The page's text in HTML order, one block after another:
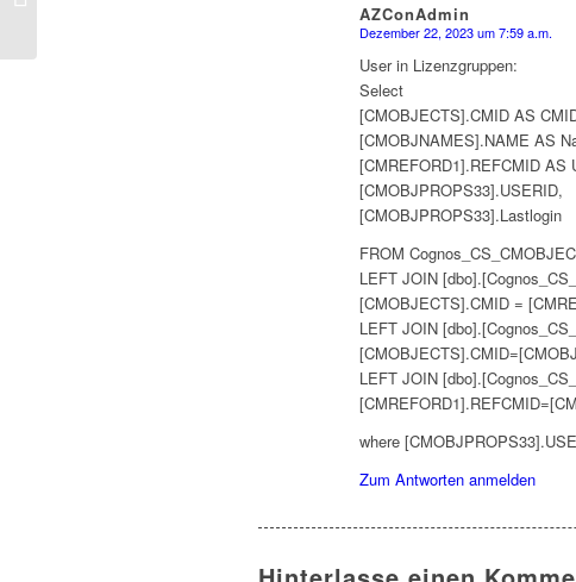
AZConAdmin
sagte:
Dezember 22, 2023 um 7:59 a.m.
User in Lizenzgruppen:
Select
[CMOBJECTS].CMID AS
[CMOBJNAMES].NAME AS
[CMREFORD1].REFCMID AS
[CMOBJPROPS33].USERID,
[CMOBJPROPS33].Lastlogin
FROM
LEFT JOIN
[CMOBJECTS].CMID =
LEFT JOIN
LEFT JOIN
where
Zum Antworten anmelden